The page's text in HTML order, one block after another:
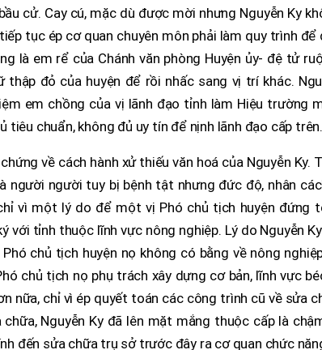
cử. Cay cú, mặc dù được mời nhưng Nguyễn Ky
tục ép cơ quan chuyên môn phải làm quy trình
là em rể của Chánh văn phòng Huyện ủy- đệ tử
thập đỏ của huyện để rồi nhấc sang vị trí khác.
em chồng của vị lãnh đạo tỉnh làm Hiệu trường
tiêu chuẩn, không đủ uy tín để nịnh lãnh đạo cấp trên.
về cách hành xử thiếu văn hoá của Nguyễn Ky.
người người tuy bị bệnh tật nhưng đức độ, nhân
vì một lý do để một vị Phó chủ tịch huyện đứng
với tỉnh thuộc lĩnh vực nông nghiệp. Lý do Nguyễn
chủ tịch huyện nọ không có bằng về nông
chủ tịch nọ phụ trách xây dựng cơ bản, lĩnh vực
nữa, chỉ vì ép quyết toán các công trình cũ về sửa
Nguyễn Ky đã lên mặt mắng thuộc cấp là
đến sửa chữa trụ sở trước đây ra cơ quan chức